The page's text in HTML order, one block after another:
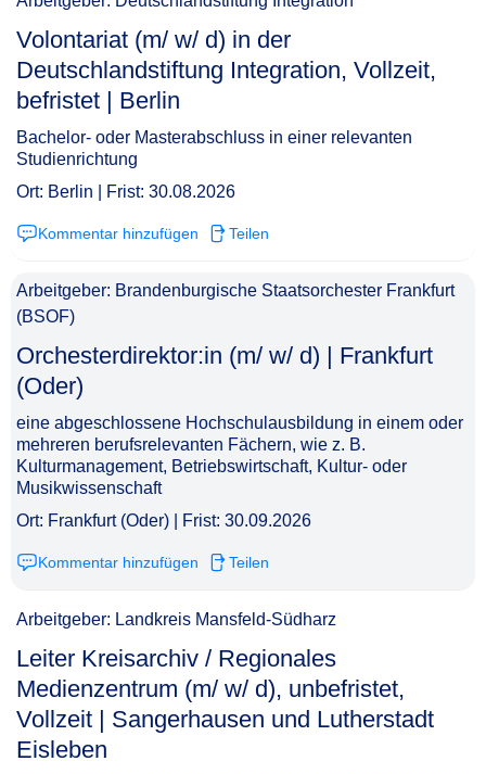
Volontariat (m/ w/ d) in der
Deutschlandstiftung Integration, Vollzeit,
befristet | Berlin​‌‌‌‌​‌​‌‌‌‌‌​​‌‌‌‌
Bachelor- oder Masterabschluss in einer relevanten
Studienrichtung
Ort: Berlin | Frist: 30.08.2026
Kommentar hinzufügen Teilen
Arbeitgeber: Brandenburgische Staatsorchester Frankfurt
(BSOF)
Orchesterdirektor:in (m/ w/ d) | Frankfurt
(Oder)​‌‌‌‌​‌​‌‌‌‌‌​​‌‌‌​
eine abgeschlossene Hochschulausbildung in einem oder
mehreren berufsrelevanten Fächern, wie z. B.
Kulturmanagement, Betriebswirtschaft, Kultur- oder
Musikwissenschaft
Ort: Frankfurt (Oder) | Frist: 30.09.2026
Kommentar hinzufügen Teilen
Arbeitgeber: Landkreis Mansfeld-Südharz
Leiter Kreisarchiv / Regionales
Medienzentrum (m/ w/ d), unbefristet,
Vollzeit | Sangerhausen und Lutherstadt
Eisleben​‌‌‌‌​‌​‌‌‌‌‌​​‌‌​‌